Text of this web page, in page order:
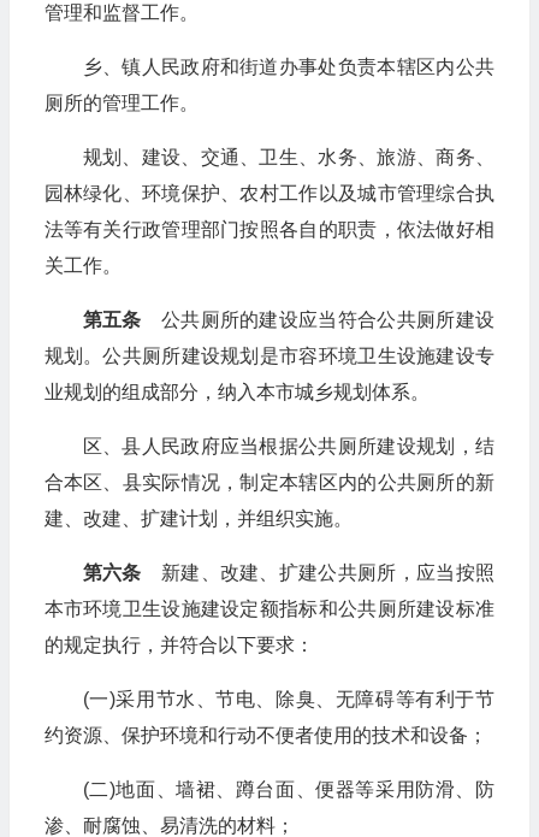
管理和监督工作。
乡、镇人民政府和街道办事处负责本辖区内公共
厕所的管理工作。
规划、建设、交通、卫生、水务、旅游、商务、
园林绿化、环境保护、农村工作以及城市管理综合执
法等有关行政管理部门按照各自的职责，依法做好相
关工作。
第五条 公共厕所的建设应当符合公共厕所建设
规划。公共厕所建设规划是市容环境卫生设施建设专
业规划的组成部分，纳入本市城乡规划体系。
区、县人民政府应当根据公共厕所建设规划，结
合本区、县实际情况，制定本辖区内的公共厕所的新
建、改建、扩建计划，并组织实施。
第六条 新建、改建、扩建公共厕所，应当按照
本市环境卫生设施建设定额指标和公共厕所建设标准
的规定执行，并符合以下要求：
(一)采用节水、节电、除臭、无障碍等有利于节
约资源、保护环境和行动不便者使用的技术和设备；
(二)地面、墙裙、蹲台面、便器等采用防滑、防
渗、耐腐蚀、易清洗的材料；